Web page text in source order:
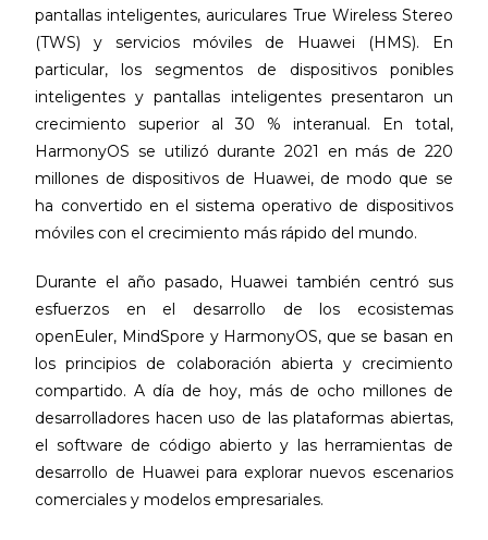
pantallas inteligentes, auriculares True Wireless Stereo
(TWS) y servicios móviles de Huawei (HMS). En
particular, los segmentos de dispositivos ponibles
inteligentes y pantallas inteligentes presentaron un
crecimiento superior al 30 % interanual. En total,
HarmonyOS se utilizó durante 2021 en más de 220
millones de dispositivos de Huawei, de modo que se
ha convertido en el sistema operativo de dispositivos
móviles con el crecimiento más rápido del mundo.
Durante el año pasado, Huawei también centró sus
esfuerzos en el desarrollo de los ecosistemas
openEuler, MindSpore y HarmonyOS, que se basan en
los principios de colaboración abierta y crecimiento
compartido. A día de hoy, más de ocho millones de
desarrolladores hacen uso de las plataformas abiertas,
el software de código abierto y las herramientas de
desarrollo de Huawei para explorar nuevos escenarios
comerciales y modelos empresariales.